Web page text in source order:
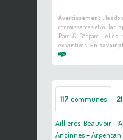
Avertissement :les
connaissances et/ou la
Parc & Géoparc : elles
exhaustives. En savoir
117 communes 21
Aillières-Beauvoir-
Ancinnes-Argentan